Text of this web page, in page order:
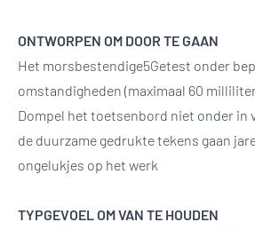
ONTWORPEN OM DOOR TE GAAN
Het morsbestendige5Getest onder
omstandigheden (maximaal 60
Dompel het toetsenbord niet onder in
de duurzame gedrukte tekens gaan
ongelukjes op het werk
TYPGEVOEL OM VAN TE HOUDEN